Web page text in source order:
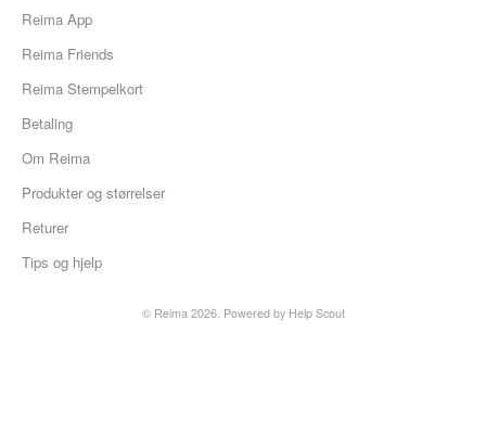
Reima App
Reima Friends
Reima Stempelkort
Betaling
Om Reima
Produkter og størrelser
Returer
Tips og hjelp
© Reima 2026. Powered by Help Scout